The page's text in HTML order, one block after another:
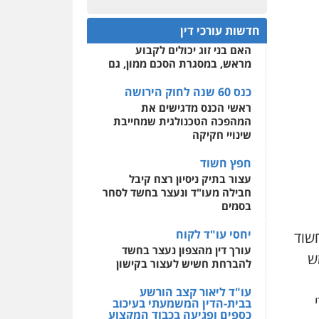
ומעצרים סייבר ניהול
משברים פליליים
0506355388
עו"ד דרוויש נאשף
פלילי פשיעה חמורה
אדם
0527448141
חליל ביאדי – משרד
עורכי דין
פלילי דיני תעבורה מעצרים
0509636895
עו"ד איהאב זבידאת
פשע עבירות המתה
עבירות מין
0522508109
אחסון אתרים
מהירות הגנה גיבוי
לעורכי דין
מרכז התחלה חדשה
שירותים מקצועיים לעורכי
דין
0544500346
חדשות עורכי דין
המתח שבין חוק יחסי ממון
לבין חוק הירושה
האם בני זוג יכולים לקבוע
מראש, במסגרת הסכם ממון, גם
כנס 60 שנה לחוק הירושה
ראשי הכנס מדגישים את
המהפכה הטכנולגית שמחייבת
שינויי חקיקה
חפץ חשוד
עצור בתיק ניסיון רצח קיבל
חבילה מעו"ד ונעצר בחשד לסחר
בסמים
יחסי עו"ד לקוח
עורך דין מהצפון נעצר בחשד
להברחת חשיש לעצור בקישון
עו"ד ליאור קצב הורשע
בבית-הדין המשמעתי בעיכוב
כספים ופגיעה בכבוד המקצוע